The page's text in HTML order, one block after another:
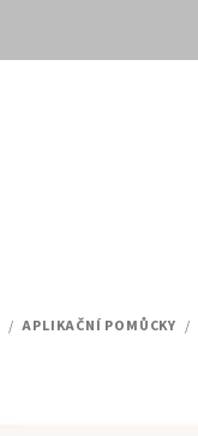
/ APLIKAČNÍ POMŮCKY /